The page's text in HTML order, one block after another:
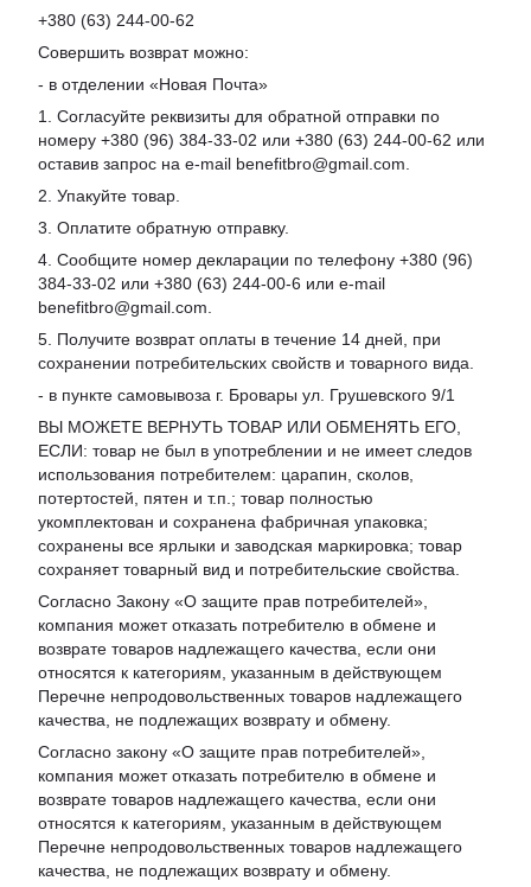
+380 (63) 244-00-62
Совершить возврат можно:
- в отделении «Новая Почта»
1. Согласуйте реквизиты для обратной отправки по
номеру +380 (96) 384-33-02 или +380 (63) 244-00-62 или
оставив запрос на e-mail benefitbro@gmail.com.
2. Упакуйте товар.
3. Оплатите обратную отправку.
4. Сообщите номер декларации по телефону +380 (96)
384-33-02 или +380 (63) 244-00-6 или e-mail
benefitbro@gmail.com.
5. Получите возврат оплаты в течение 14 дней, при
сохранении потребительских свойств и товарного вида.
- в пункте самовывоза г. Бровары ул. Грушевского 9/1
ВЫ МОЖЕТЕ ВЕРНУТЬ ТОВАР ИЛИ ОБМЕНЯТЬ ЕГО,
ЕСЛИ: товар не был в употреблении и не имеет следов
использования потребителем: царапин, сколов,
потертостей, пятен и т.п.; товар полностью
укомплектован и сохранена фабричная упаковка;
сохранены все ярлыки и заводская маркировка; товар
сохраняет товарный вид и потребительские свойства.
Согласно Закону «О защите прав потребителей»,
компания может отказать потребителю в обмене и
возврате товаров надлежащего качества, если они
относятся к категориям, указанным в действующем
Перечне непродовольственных товаров надлежащего
качества, не подлежащих возврату и обмену.
Согласно закону «О защите прав потребителей»,
компания может отказать потребителю в обмене и
возврате товаров надлежащего качества, если они
относятся к категориям, указанным в действующем
Перечне непродовольственных товаров надлежащего
качества, не подлежащих возврату и обмену.